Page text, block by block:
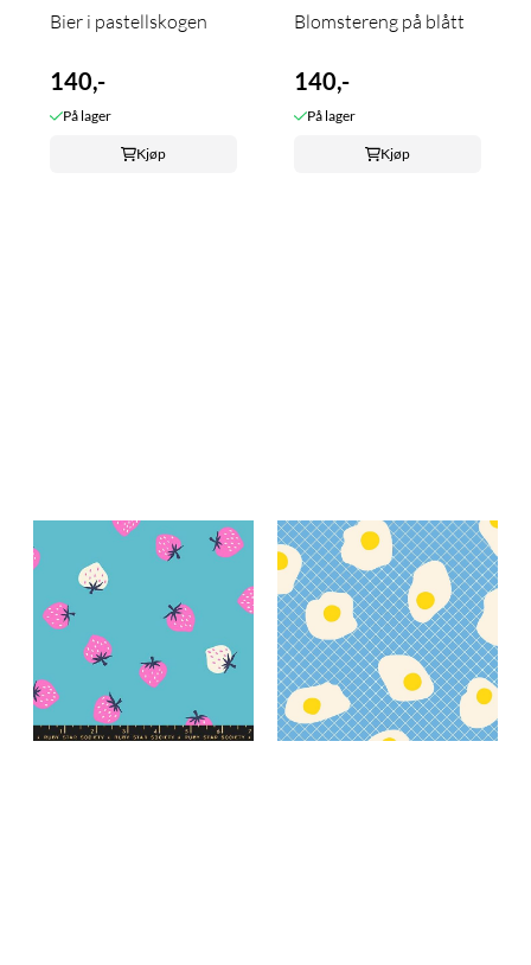
Bier i pastellskogen
140,-
På lager
Kjøp
Blomstereng på blått
140,-
På lager
Kjøp